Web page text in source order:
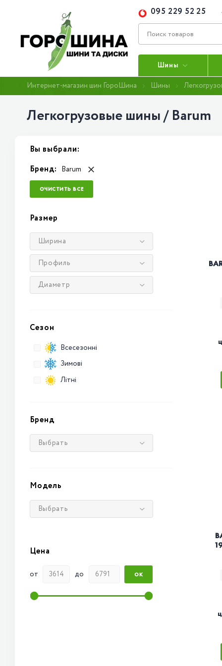
095 229 52 25
Шины
Интернет-магазин шин ГороШина Шины
Легкогрузовые шины / Barum
Вы выбрали:
Бренд: Barum
ОЧИСТИТЬ ВСЕ
Размер
Ширина
Профиль
Диаметр
Сезон
Всесезонні
Зимові
Літні
Бренд
Выбрать
Модель
Выбрать
Цена
от до ОК